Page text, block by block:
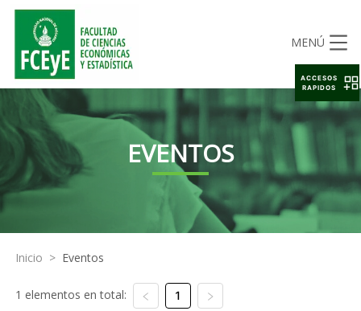
MENÚ
EVENTOS
Inicio > Eventos
1 elementos en total: 1
ACCESOS
RAPIDOS